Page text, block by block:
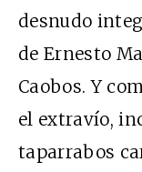
desnudo
de Ernesto
Caobos. Y
el extravío,
taparrabos